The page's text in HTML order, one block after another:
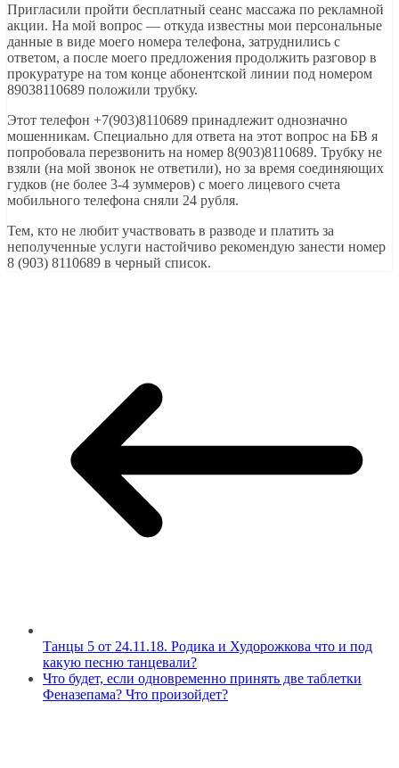
Пригласили пройти бесплатный сеанс массажа по рекламной
акции. На мой вопрос — откуда известны мои персональные
данные в виде моего номера телефона, затруднились с
ответом, а после моего предложения продолжить разговор в
прокуратуре на том конце абонентской линии под номером
89038110689 положили трубку.
Этот телефон +7(903)8110689 принадлежит однозначно
мошенникам. Специально для ответа на этот вопрос на БВ я
попробовала перезвонить на номер 8(903)8110689. Трубку не
взяли (на мой звонок не ответили), но за время соединяющих
гудков (не более 3-4 зуммеров) с моего лицевого счета
мобильного телефона сняли 24 рубля.
Тем, кто не любит участвовать в разводе и платить за
неполученные услуги настойчиво рекомендую занести номер
8 (903) 8110689 в черный список.
Танцы 5 от 24.11.18. Родика и Худорожкова что и под
какую песню танцевали?
Что будет, если одновременно принять две таблетки
Феназепама? Что произойдет?